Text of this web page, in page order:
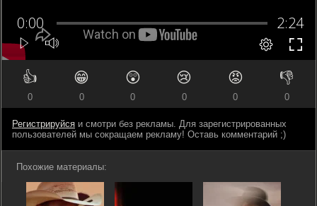
👍
0
😁
0
😲
0
😢
0
😡
0
👎
0
Регистрируйся и смотри без рекламы. Для зарегистрированных
пользователей мы сокращаем рекламу! Оставь комментарий ;)
Похожие материалы: